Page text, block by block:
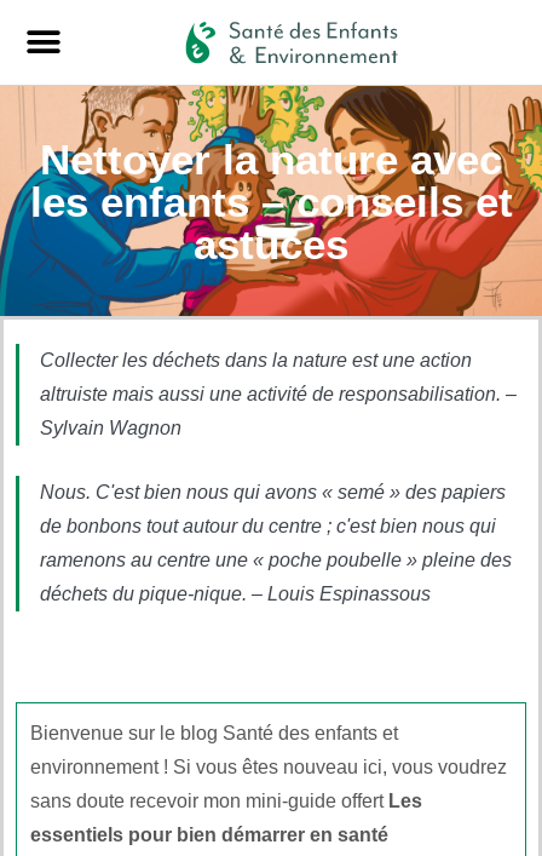
Nettoyer la nature avec
les enfants – conseils et
astuces
Collecter les déchets dans la nature est une action
altruiste mais aussi une activité de responsabilisation. –
Sylvain Wagnon
Nous. C'est bien nous qui avons « semé » des papiers
de bonbons tout autour du centre ; c'est bien nous qui
ramenons au centre une « poche poubelle » pleine des
déchets du pique-nique. – Louis Espinassous
Bienvenue sur le blog Santé des enfants et
environnement ! Si vous êtes nouveau ici, vous voudrez
sans doute recevoir mon mini-guide offert Les
essentiels pour bien démarrer en santé